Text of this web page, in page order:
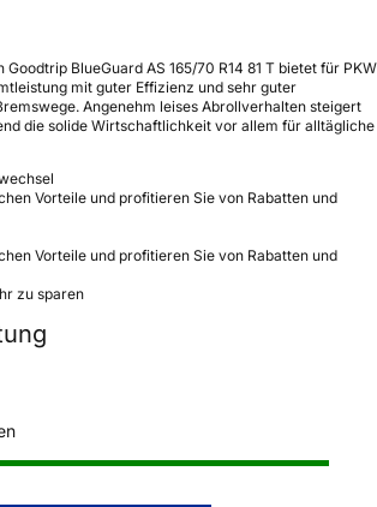
BlueGuard AS 165/70 R14 81 T bietet für PKW
mit guter Effizienz und sehr guter
Angenehm leises Abrollverhalten steigert
die solide Wirtschaftlichkeit vor allem für alltägliche
Vorteile und profitieren Sie von Rabatten und
Vorteile und profitieren Sie von Rabatten und
zu sparen